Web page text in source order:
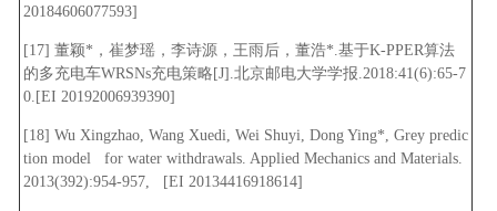
20184606077593]
[17] 董颖*，崔梦瑶，李诗源，王雨后，董浩*.基于K-PPER算法
的多充电车WRSNs充电策略[J].北京邮电大学学报.2018:41(6):65-7
0.[EI 20192006939390]
[18] Wu Xingzhao, Wang Xuedi, Wei Shuyi, Dong Ying*, Grey predic
tion model for water withdrawals. Applied Mechanics and Materials.
2013(392):954-957, [EI 20134416918614]